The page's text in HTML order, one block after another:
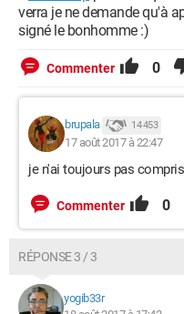
verra je ne demande qu'à
signé le bonhomme :)
Commenter 0
brupala 14 453
17 août 2017 à 22:47
je n'ai toujours pas
Commenter 0
RÉPONSE 3 / 3
yogib33r